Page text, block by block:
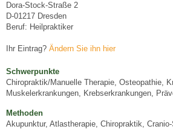
Dora-Stock-Straße 2
D-01217 Dresden
Beruf: Heilpraktiker
Ihr Eintrag? Ändern Sie ihn hier
Schwerpunkte
Chiropraktik/Manuelle Therapie, Osteopathie,
Muskelerkrankungen, Krebserkrankungen,
Methoden
Akupunktur, Atlastherapie, Chiropraktik,